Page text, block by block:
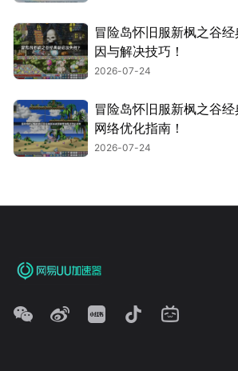
冒险岛怀旧服新枫之谷
因与解决技巧！
2026-07-24
冒险岛怀旧服新枫之谷
网络优化指南！
2026-07-24